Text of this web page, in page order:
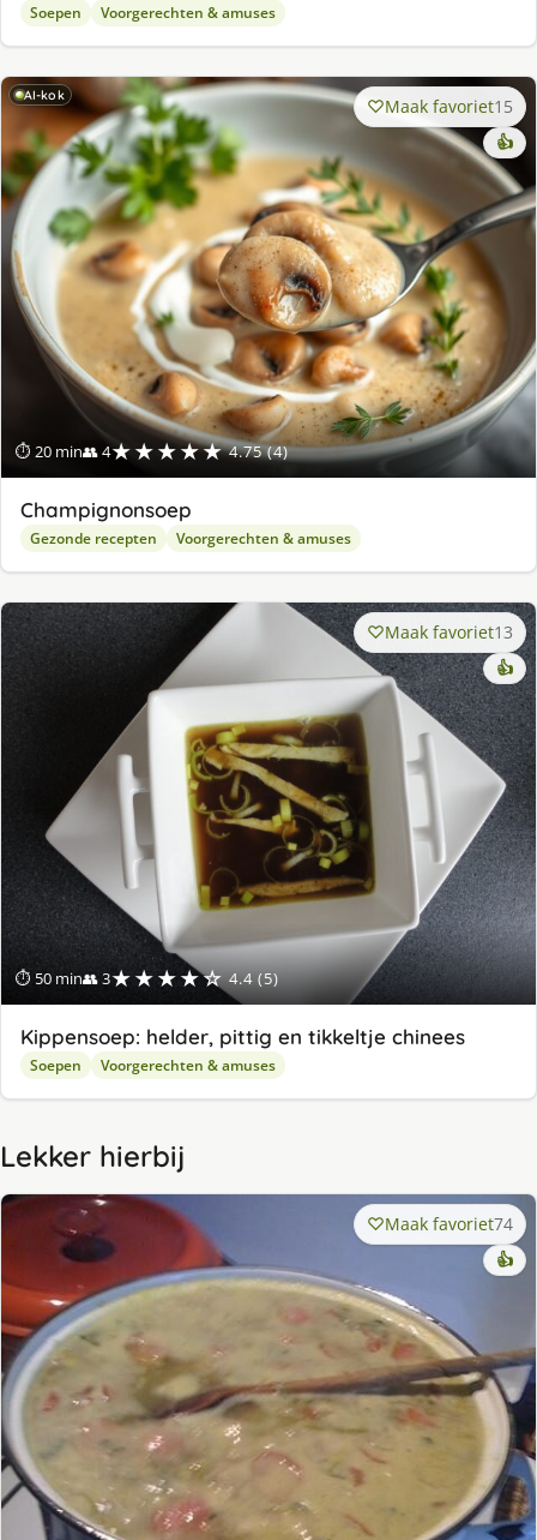
Soepen Voorgerechten & amuses
AI-kok
⏱ 20 min👥 4★★★★★ 4.75 (4)
Maak favoriet15
👍
Champignonsoep
Gezonde recepten Voorgerechten & amuses
⏱ 50 min👥 3★★★★☆ 4.4 (5)
Maak favoriet13
👍
Kippensoep: helder, pittig en tikkeltje chinees
Soepen Voorgerechten & amuses
Lekker hierbij
Maak favoriet74
👍